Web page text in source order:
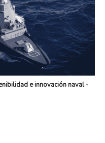
e innovación naval -